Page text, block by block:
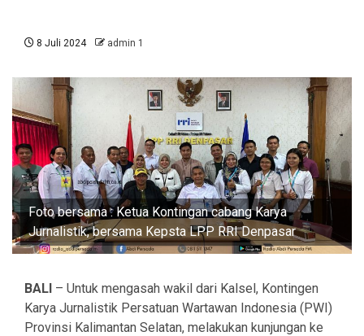
8 Juli 2024 admin 1
Foto bersama : Ketua Kontingan cabang Karya
Jurnalistik, bersama Kepsta LPP RRI Denpasar
BALI – Untuk mengasah wakil dari Kalsel, Kontingen
Karya Jurnalistik Persatuan Wartawan Indonesia (PWI)
Provinsi Kalimantan Selatan, melakukan kunjungan ke